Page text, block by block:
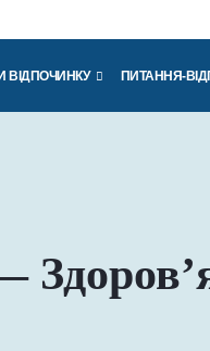
ВІДПОЧИНКУ ПИТАННЯ-